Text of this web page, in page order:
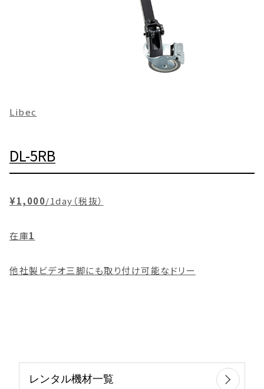
Libec
DL-5RB
¥1,000/1day（税抜）
在庫1
他社製ビデオ三脚にも取り付け可能なドリー
レンタル機材一覧